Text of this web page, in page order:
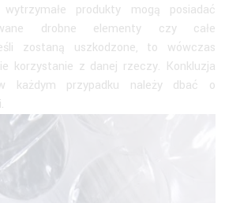
produkty mogą posiadać
drobne elementy czy całe
zostaną uszkodzone, to wówczas
korzystanie z danej rzeczy. Konkluzja
przypadku należy dbać o